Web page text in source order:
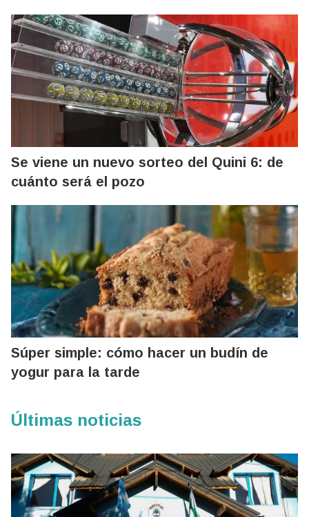
Se viene un nuevo sorteo del Quini 6: de
cuánto será el pozo
Súper simple: cómo hacer un budín de
yogur para la tarde
Últimas noticias